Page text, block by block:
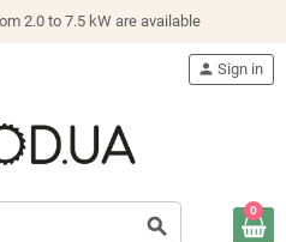
2.0 to 7.5 kW are available
search
person Sign in
0